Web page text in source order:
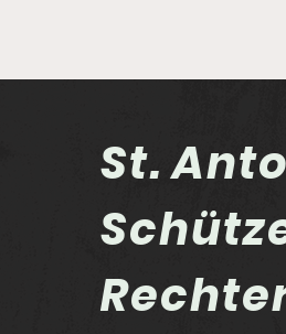
St.